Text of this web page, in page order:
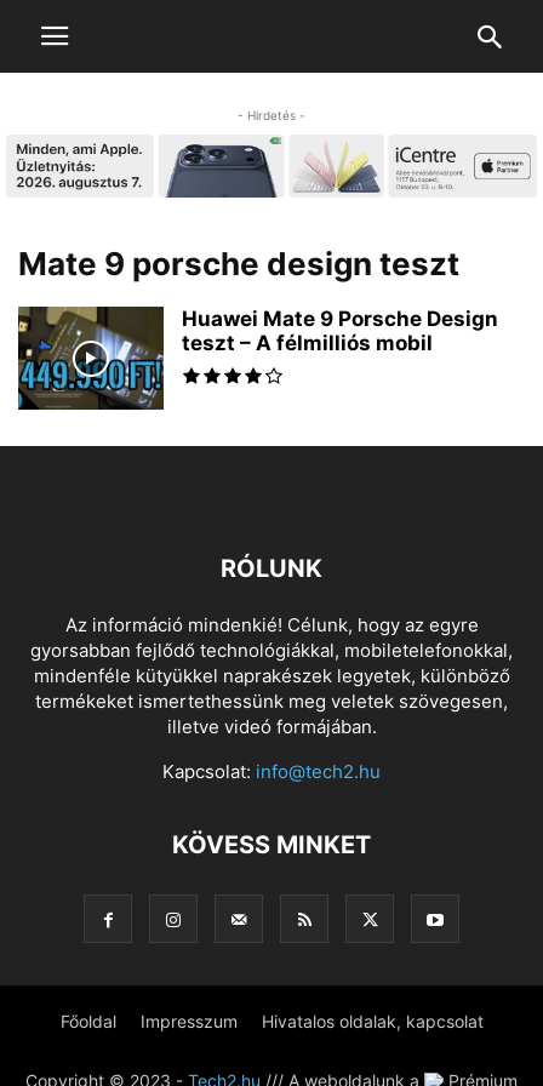
- Hirdetés -
Mate 9 porsche design teszt
Huawei Mate 9 Porsche Design
teszt – A félmilliós mobil
RÓLUNK
Az információ mindenkié! Célunk, hogy az egyre
gyorsabban fejlődő technológiákkal, mobiletelefonokkal,
mindenféle kütyükkel naprakészek legyetek, különböző
termékeket ismertethessünk meg veletek szövegesen,
illetve videó formájában.
Kapcsolat: info@tech2.hu
KÖVESS MINKET
Főoldal Impresszum Hivatalos oldalak, kapcsolat
Copyright © 2023 - Tech2.hu /// A weboldalunk a Prémium